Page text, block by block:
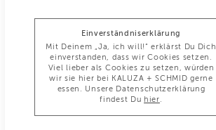
Einverständniserklärung
Mit Deinem „Ja, ich will!“ erklärst Du Dich
einverstanden, dass wir Cookies setzen.
Viel lieber als Cookies zu setzen, würden
wir sie hier bei KALUZA + SCHMID gerne
essen. Unsere Datenschutzerklärung
findest Du hier